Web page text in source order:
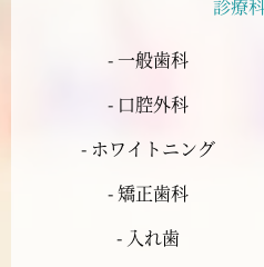
診療
- 一般歯科
- 口腔外科
- ホワイトニング
- 矯正歯科
- 入れ歯